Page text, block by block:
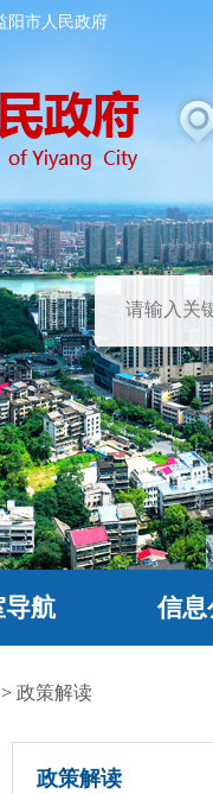
阳市人民政府
导航 信息
> 政策解读
政策解读